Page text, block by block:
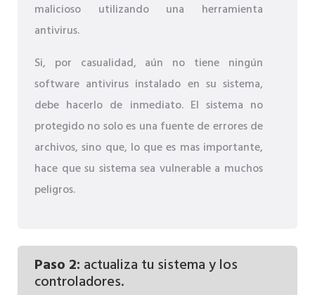
malicioso utilizando una herramienta
antivirus.
Si, por casualidad, aún no tiene ningún
software antivirus instalado en su sistema,
debe hacerlo de inmediato. El sistema no
protegido no solo es una fuente de errores de
archivos, sino que, lo que es mas importante,
hace que su sistema sea vulnerable a muchos
peligros.
Paso 2: actualiza tu sistema y los
controladores.